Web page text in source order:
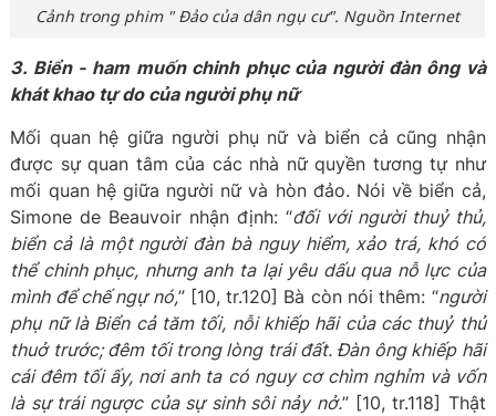
Cảnh trong phim " Đảo của dân ngụ cư". Nguồn Internet
3. Biển - ham muốn chinh phục của người đàn ông và
khát khao tự do của người phụ nữ
Mối quan hệ giữa người phụ nữ và biển cả cũng nhận
được sự quan tâm của các nhà nữ quyền tương tự như
mối quan hệ giữa người nữ và hòn đảo. Nói về biển cả,
Simone de Beauvoir nhận định: “đối với người thuỷ thủ,
biển cả là một người đàn bà nguy hiểm, xảo trá, khó có
thể chinh phục, nhưng anh ta lại yêu dấu qua nỗ lực của
mình để chế ngự nó,” [10, tr.120] Bà còn nói thêm: “người
phụ nữ là Biển cả tăm tối, nỗi khiếp hãi của các thuỷ thủ
thuở trước; đêm tối trong lòng trái đất. Đàn ông khiếp hãi
cái đêm tối ấy, nơi anh ta có nguy cơ chìm nghỉm và vốn
là sự trái ngược của sự sinh sôi nảy nở.” [10, tr.118] Thật